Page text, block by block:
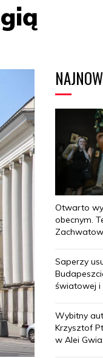
Otwarto
obecnym.
Saperzy
światowej i
Wybitny
Krzysztof
w Alei